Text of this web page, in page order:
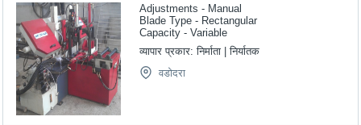
Adjustments - Manual
Blade Type - Rectangular
Capacity - Variable
व्यापार प्रकार:निर्माता | निर्यातक
वडोदरा